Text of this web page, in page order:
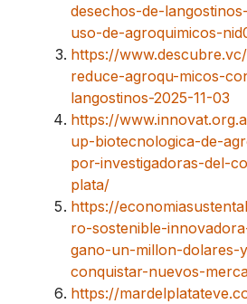
desechos-de-
uso-de-agroquimicos-
https://
reduce-agroqu-micos-
langostinos-2025-11-03
https://
up-biotecnologica-de-
por-investigadoras-del-
plata/
https://
ro-sostenible-
gano-un-millon-dolares-
conquistar-nuevos-
https://